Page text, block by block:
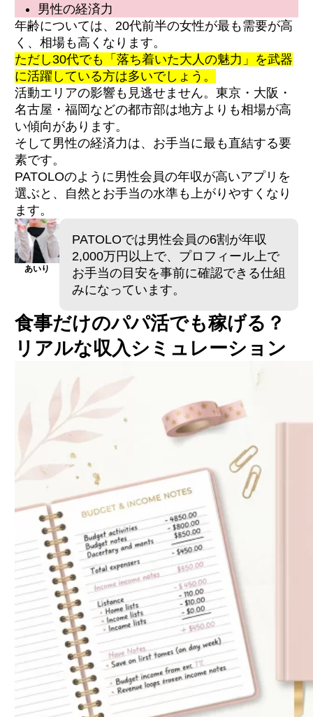
男性の経済力
年齢については、20代前半の女性が最も需要が高
く、相場も高くなります。
ただし30代でも「落ち着いた大人の魅力」を武器
に活躍している方は多いでしょう。
活動エリアの影響も見逃せません。東京・大阪・
名古屋・福岡などの都市部は地方よりも相場が高
い傾向があります。
そして男性の経済力は、お手当に最も直結する要
素です。
PATOLOのように男性会員の年収が高いアプリを
選ぶと、自然とお手当の水準も上がりやすくなり
ます。
あいり
PATOLOでは男性会員の6割が年収
2,000万円以上で、プロフィール上で
お手当の目安を事前に確認できる仕組
みになっています。
食事だけのパパ活でも稼げる？
リアルな収入シミュレーション